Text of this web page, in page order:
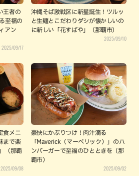
王者の
至福の
アン
2025/09/17
沖縄そば激戦区に新星誕生！ツルッ
と生麺とこだわりダシが懐かしいの
に新しい「花すばや」（那覇市）
2025/09/10
食メニ
まで楽
（那覇
2025/09/08
豪快にかぶりつけ！肉汁滴る
「Maverick（マーベリック）」のハ
ンバーガーで至福のひとときを（那
覇市）
2025/09/02